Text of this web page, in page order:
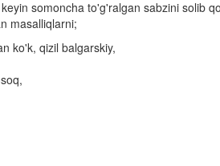
somoncha to'g'ralgan sabzini solib
masalliqlarni;
ko'k, qizil balgarskiy,